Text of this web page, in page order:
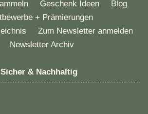
Geschenk Ideen
Blog
+ Prämierungen
Zum Newsletter anmelden
Newsletter Archiv
Sicher & Nachhaltig